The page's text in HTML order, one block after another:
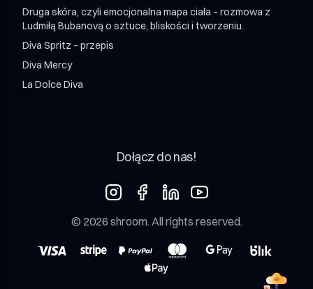
Druga skóra, czyli emocjonalna mapa ciała – rozmowa z
Ludmiłą Bubanovą o sztuce, bliskości i tworzeniu.
Diva Spritz – przepis
Diva Mercy
La Dolce Diva
Dołącz do nas!
© 2026 shroom. All rights reserved.